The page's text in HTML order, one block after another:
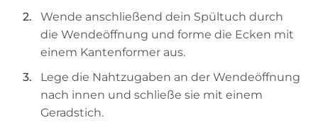
Wende anschließend dein Spültuch durch
die Wendeöffnung und forme die Ecken mit
einem Kantenformer aus.
Lege die Nahtzugaben an der Wendeöffnung
nach innen und schließe sie mit einem
Geradstich.